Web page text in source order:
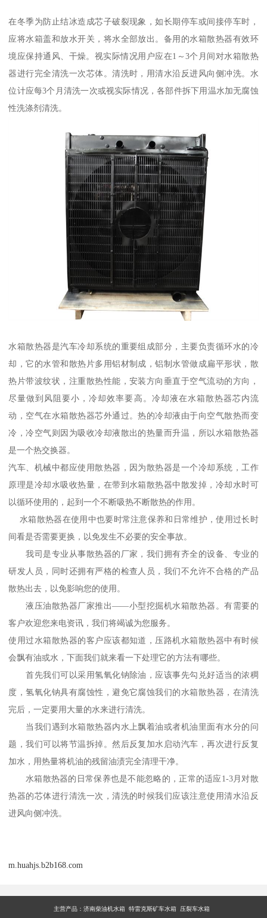
在冬季为防止结冰造成芯子破裂现象，如长期停车或间接停车时，
应将水箱盖和放水开关，将水全部放出。备用的水箱散热器有效环
境应保持通风、干燥。视实际情况用户应在1～3个月间对水箱散热
器进行完全清洗一次芯体。清洗时，用清水沿反进风向侧冲洗。水
位计应每3个月清洗一次或视实际情况，各部件拆下用温水加无腐蚀
性洗涤剂清洗。
水箱散热器是汽车冷却系统的重要组成部分，主要负责循环水的冷
却，它的水管和散热片多用铝材制成，铝制水管做成扁平形状，散
热片带波纹状，注重散热性能，安装方向垂直于空气流动的方向，
尽量做到风阻要小，冷却效率要高。冷却液在水箱散热器芯内流
动，空气在水箱散热器芯外通过。热的冷却液由于向空气散热而变
冷，冷空气则因为吸收冷却液散出的热量而升温，所以水箱散热器
是一个热交换器。
汽车、机械中都应使用散热器，因为散热器是一个冷却系统，工作
原理是冷却水吸收热量，在带到水箱散热器中散发掉，冷却水时可
以循环使用的，起到一个不断吸热不断散热的作用。
水箱散热器在使用中也要时常注意保养和日常维护，使用过长时
间看是否需要更换，以免发生不必要的安全事故。
我司是专业从事散热器的厂家，我们拥有齐全的设备、专业的
研发人员，同时还拥有严格的检查人员，我们不允许不合格的产品
散热出去，以免影响您的使用。
液压油散热器厂家推出——小型挖掘机水箱散热器。有需要的
客户欢迎您来电资讯，我们将竭诚为您服务。
使用过水箱散热器的客户应该都知道，压路机水箱散热器中有时候
会飘有油或水，下面我们就来看一下处理它的方法有哪些。
首先我们可以采用氢氧化钠除油，应该事先勾兑好适当的浓稠
度，氢氧化钠具有腐蚀性，避免它腐蚀我们的水箱散热器，在清洗
完后，一定要用大量的水来进行清洗。
当我们遇到水箱散热器内水上飘着油或者机油里面有水分的问
题，我们可以将节温拆掉。然后反复加水启动汽车，再次进行反复
加水，用热量将机油的残留油渍完全清理干净。
水箱散热器的日常保养也是不能忽略的，正常的适应1-3月对散
热器的芯体进行清洗一次，清洗的时候我们应该注意使用清水沿反
进风向侧冲洗。
m.huahjs.b2b168.com
主营产品： 济南柴油机水箱 特雷克斯矿车水箱 压裂车水箱